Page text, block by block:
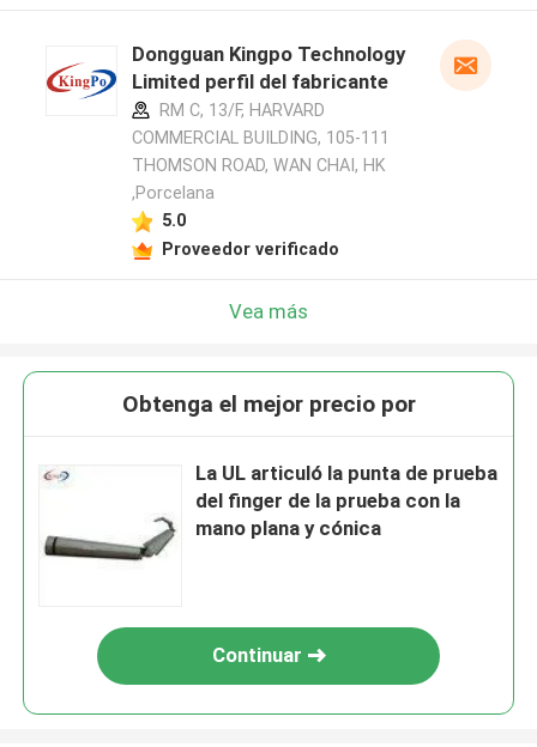
Dongguan Kingpo Technology
Limited perfil del fabricante
RM C, 13/F, HARVARD
COMMERCIAL BUILDING, 105-111
THOMSON ROAD, WAN CHAI, HK
,Porcelana
5.0
Proveedor verificado
Vea más
Obtenga el mejor precio por
La UL articuló la punta de prueba
del finger de la prueba con la
mano plana y cónica
Continuar